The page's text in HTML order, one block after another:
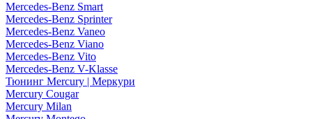
Mercedes-Benz Smart
Mercedes-Benz Sprinter
Mercedes-Benz Vaneo
Mercedes-Benz Viano
Mercedes-Benz Vito
Mercedes-Benz V-Klasse
Тюнинг Mercury | Меркури
Mercury Cougar
Mercury Milan